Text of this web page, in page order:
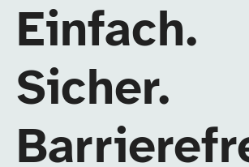
Einfach.
Sicher.